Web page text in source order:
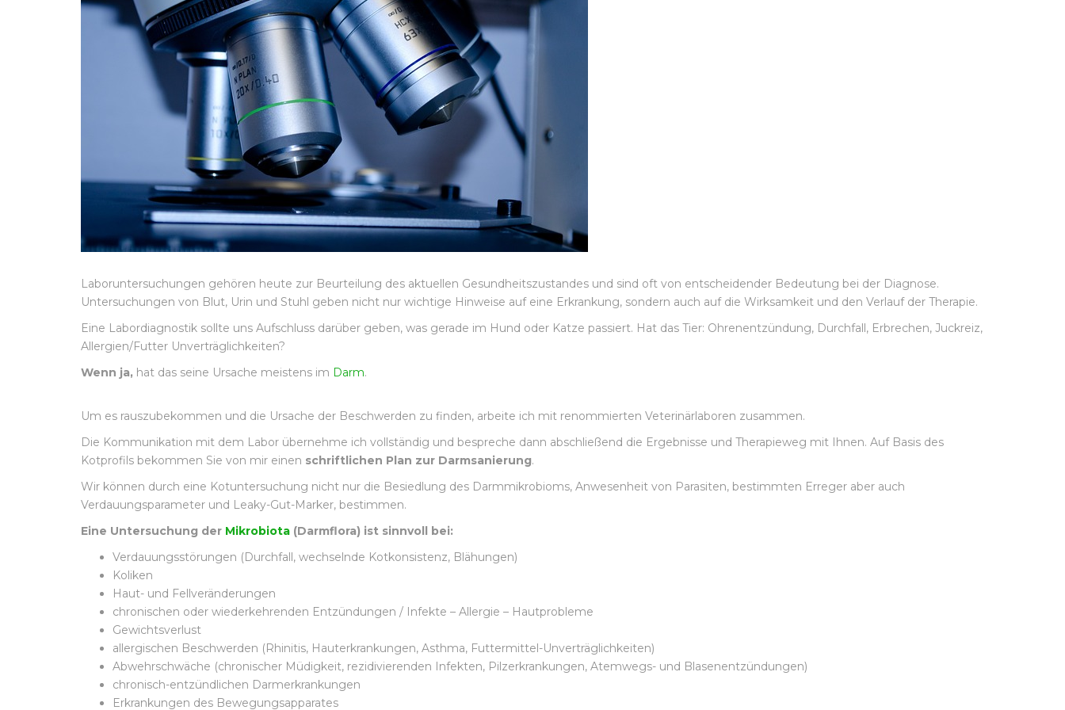
Laboruntersuchungen gehören heute zur Beurteilung des aktuellen Gesundheitszustandes und sind oft von entscheidender Bedeutung bei der Diagnose.
Untersuchungen von Blut, Urin und Stuhl geben nicht nur wichtige Hinweise auf eine Erkrankung, sondern auch auf die Wirksamkeit und den Verlauf der Therapie.
Eine Labordiagnostik sollte uns Aufschluss darüber geben, was gerade im Hund oder Katze passiert. Hat das Tier: Ohrenentzündung, Durchfall, Erbrechen, Juckreiz,
Allergien/Futter Unverträglichkeiten?
Wenn ja, hat das seine Ursache meistens im Darm.
Um es rauszubekommen und die Ursache der Beschwerden zu finden, arbeite ich mit renommierten Veterinärlaboren zusammen.
Die Kommunikation mit dem Labor übernehme ich vollständig und bespreche dann abschließend die Ergebnisse und Therapieweg mit Ihnen. Auf Basis des
Kotprofils bekommen Sie von mir einen schriftlichen Plan zur Darmsanierung.
Wir können durch eine Kotuntersuchung nicht nur die Besiedlung des Darmmikrobioms, Anwesenheit von Parasiten, bestimmten Erreger aber auch
Verdauungsparameter und Leaky-Gut-Marker, bestimmen.
Eine Untersuchung der Mikrobiota (Darmflora) ist sinnvoll bei:
Verdauungsstörungen (Durchfall, wechselnde Kotkonsistenz, Blähungen)
Koliken
Haut- und Fellveränderungen
chronischen oder wiederkehrenden Entzündungen / Infekte – Allergie – Hautprobleme
Gewichtsverlust
allergischen Beschwerden (Rhinitis, Hauterkrankungen, Asthma, Futtermittel-Unverträglichkeiten)
Abwehrschwäche (chronischer Müdigkeit, rezidivierenden Infekten, Pilzerkrankungen, Atemwegs- und Blasenentzündungen)
chronisch-entzündlichen Darmerkrankungen
Erkrankungen des Bewegungsapparates